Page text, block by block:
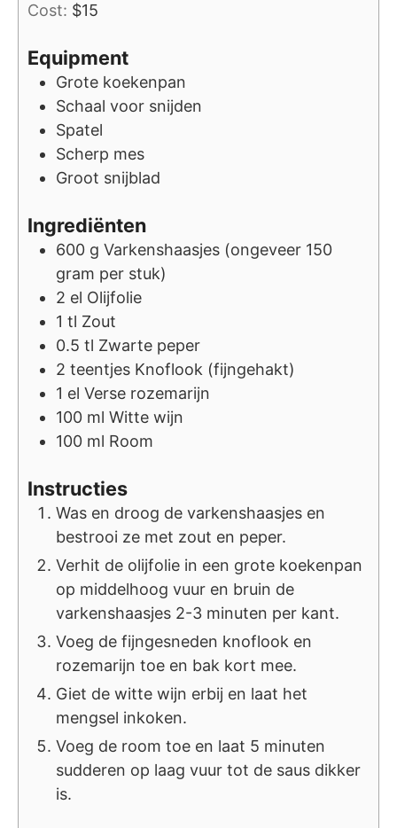
Cost: $15
Equipment
Grote koekenpan
Schaal voor snijden
Spatel
Scherp mes
Groot snijblad
Ingrediënten
600 g Varkenshaasjes (ongeveer 150
gram per stuk)
2 el Olijfolie
1 tl Zout
0.5 tl Zwarte peper
2 teentjes Knoflook (fijngehakt)
1 el Verse rozemarijn
100 ml Witte wijn
100 ml Room
Instructies
Was en droog de varkenshaasjes en
bestrooi ze met zout en peper.
Verhit de olijfolie in een grote koekenpan
op middelhoog vuur en bruin de
varkenshaasjes 2-3 minuten per kant.
Voeg de fijngesneden knoflook en
rozemarijn toe en bak kort mee.
Giet de witte wijn erbij en laat het
mengsel inkoken.
Voeg de room toe en laat 5 minuten
sudderen op laag vuur tot de saus dikker
is.